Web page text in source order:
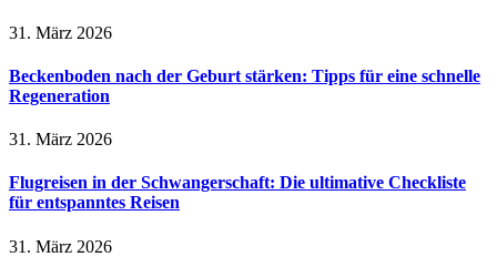
31. März 2026
Beckenboden nach der Geburt stärken: Tipps für eine schnelle
Regeneration
31. März 2026
Flugreisen in der Schwangerschaft: Die ultimative Checkliste
für entspanntes Reisen
31. März 2026